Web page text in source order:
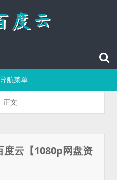
导航菜单
正文
度云【1080p网盘资